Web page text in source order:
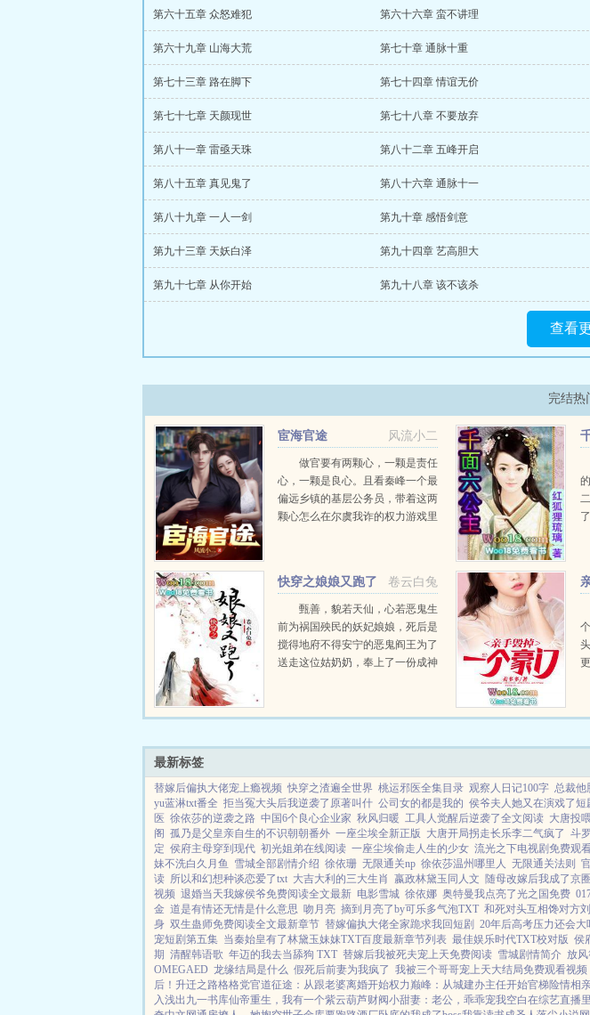
第六十五章 众怒难犯 第六十六章 蛮不讲理
第六十九章 山海大荒 第七十章 通脉十重
第七十三章 路在脚下 第七十四章 情谊无价
第七十七章 天颜现世 第七十八章 不要放弃
第八十一章 雷亟天珠 第八十二章 五峰开启
第八十五章 真见鬼了 第八十六章 通脉十一
第八十九章 一人一剑 第九十章 感悟剑意
第九十三章 天妖白泽 第九十四章 艺高胆大
第九十七章 从你开始 第九十八章 该不该杀
查看
完结热
风流小二
宦海官途
做官要有两颗心，一颗是责任
心，一颗是良心。且看秦峰一个最
偏远乡镇的基层公务员，带着这两
颗心怎么在尔虞我诈的权力游戏里
卷云白兔
快穿之娘娘又跑了
甄善，貌若天仙，心若恶鬼生
前为祸国殃民的妖妃娘娘，死后是
搅得地府不得安宁的恶鬼阎王为了
送走这位姑奶奶，奉上了一份成神
百位上神大能的心！妖妃娘娘合
最新标签
替嫁后偏执大佬宠上瘾视频 快穿之渣遍全世界 桃运邪医全集目录 观察人日记100字 总裁他
yu蓝淋txt番全 拒当冤大头后我逆袭了原著叫什 公司女的都是我的 侯爷夫人她又在演戏了短
医 徐依莎的逆袭之路 中国6个良心企业家 秋风归暖 工具人觉醒后逆袭了全文阅读 大唐投
阁 孤乃是父皇亲自生的不识朝朝番外 一座尘埃全新正版 大唐开局拐走长乐李二气疯了 斗
定 侯府主母穿到现代 初光姐弟在线阅读 一座尘埃偷走人生的少女 流光之下电视剧免费观
妹不洗白久月鱼
雪城全部剧情介绍 徐依珊 无限通关np 徐依莎温州哪里人 无限通关法则
读 所以和幻想种谈恋爱了txt 大吉大利的三大生肖 嬴政林黛玉同人文 随母改嫁后我成了京
视频 退婚当天我嫁侯爷免费阅读全文最新 电影雪城 徐依娜 奥特曼我点亮了光之国免费
金 道是有情还无情是什么意思 吻月亮 摘到月亮了by可乐多气泡TXT 和死对头互相馋对方
身 双生蛊师免费阅读全文最新章节 替嫁偏执大佬全家跪求我回短剧 20年后高考压力还会大
宠短剧第五集 当秦始皇有了林黛玉妹妹TXT百度最新章节列表 最佳娱乐时代TXT校对版 侯
期 清醒韩语歌 年迈的我去当舔狗 TXT 替嫁后我被死夫宠上天免费阅读 雪城剧情简介 放
OMEGAED 龙缘结局是什么 假死后前妻为我疯了 我被三个哥哥宠上天大结局免费观看视频
后！ 升迁之路格格党官道征途：从跟老婆离婚开始权力巅峰：从城建办主任开始官梯险情相
入浅出 九一书库仙帝重生，我有一个紫云葫芦财阀小甜妻：老公，乖乖宠我空白在综艺直播